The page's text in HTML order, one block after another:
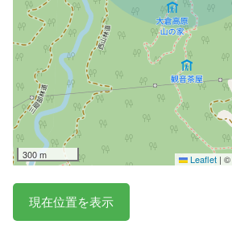
300 m Leaflet | ©
現在位置を表示